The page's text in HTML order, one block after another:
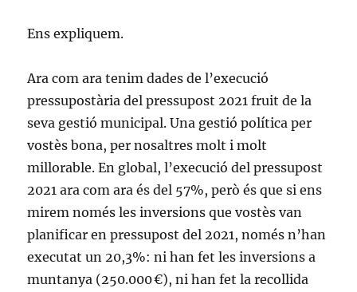
Ens expliquem.
Ara com ara tenim dades de l’execució
pressupostària del pressupost 2021 fruit de la
seva gestió municipal. Una gestió política per
vostès bona, per nosaltres molt i molt
millorable. En global, l’execució del pressupost
2021 ara com ara és del 57%, però és que si ens
mirem només les inversions que vostès van
planificar en pressupost del 2021, només n’han
executat un 20,3%: ni han fet les inversions a
muntanya (250.000 €), ni han fet la recollida